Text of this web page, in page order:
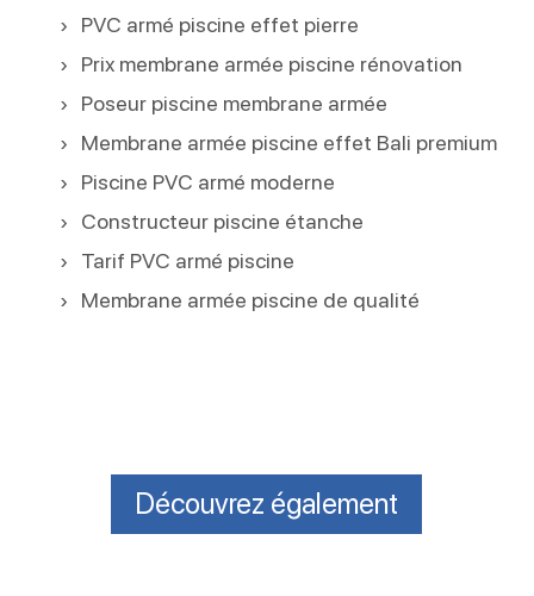
PVC armé piscine effet pierre
Prix membrane armée piscine rénovation
Poseur piscine membrane armée
Membrane armée piscine effet Bali premium
Piscine PVC armé moderne
Constructeur piscine étanche
Tarif PVC armé piscine
Membrane armée piscine de qualité
Découvrez également